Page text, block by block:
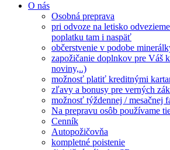
O nás
Osobná preprava
pri odvoze na letisko
poplatku tam i naspäť
občerstvenie v podobe
zapožičanie doplnkov pre Váš
noviny,..)
možnosť platiť kreditnými
zľavy a bonusy pre verných
možnosť týždennej / mesačnej
Na prepravu osôb používame
Cenník
Autopožičovňa
kompletné poistenie